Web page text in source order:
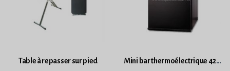
Table à repasser sur pied Mini bar thermoélectrique 42L Noir